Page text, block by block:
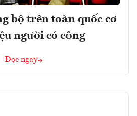
bộ trên toàn quốc cơ
người có công
Đọc ngay